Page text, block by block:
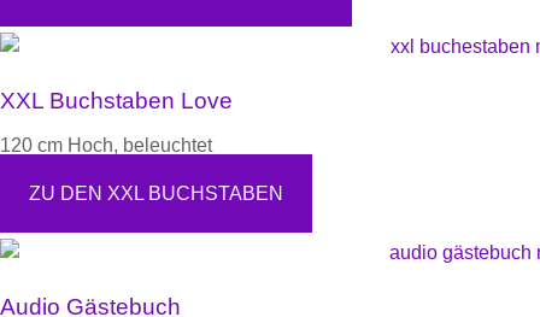
XXL Buchstaben Love
120 cm Hoch, beleuchtet
ZU DEN XXL BUCHSTABEN
Audio Gästebuch